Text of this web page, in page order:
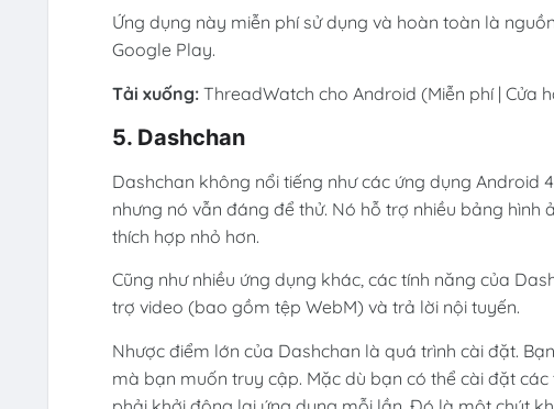
Ứng dụng này miễn phí sử dụng và hoàn toàn là
Google Play.
Tải xuống:ThreadWatch cho Android (Miễn phí | Cửa
5. Dashchan
Dashchan không nổi tiếng như các ứng dụng Android
nhưng nó vẫn đáng để thử. Nó hỗ trợ nhiều bảng hình
thích hợp nhỏ hơn.
Cũng như nhiều ứng dụng khác, các tính năng của
trợ video (bao gồm tệp WebM) và trả lời nội tuyến.
Nhược điểm lớn của Dashchan là quá trình cài đặt.
mà bạn muốn truy cập. Mặc dù bạn có thể cài đặt